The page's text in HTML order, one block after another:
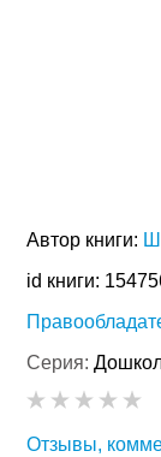
Автор книги:
id книги:
Серия:
Отзывы,